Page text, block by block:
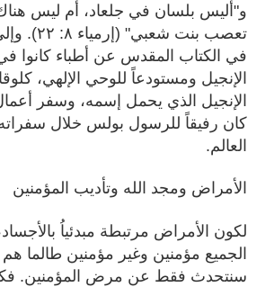
و"أليس بلسان في جلعاد، أم ليس
تعصب بنت
في الكتاب المقدس عن أطباء كانوا
الإنجيل ومستودعاً للوحي الإلهي،
الإنجيل الذي يحمل إسمه، وسفر
كان رفيقاً للرسول بولس خلال
العالم.
الأمراض ومجد الله وتأديب المؤمنين
لكون الأمراض مرتبطة مبدئياُ
الجميع مؤمنين وغير مؤمنين طالما
سنتحدث فقط عن مرض المؤمنين.